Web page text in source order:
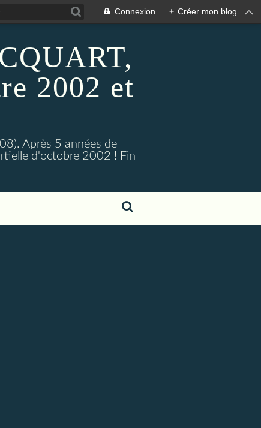
Connexion + Créer mon blog
2002 et
Après 5 années de
d'octobre 2002 ! Fin